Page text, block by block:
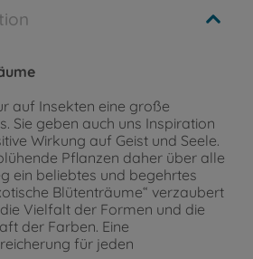
auf Insekten eine große
Sie geben auch uns Inspiration
Wirkung auf Geist und Seele.
Pflanzen daher über alle
ein beliebtes und begehrtes
Blütenträume“ verzaubert
Vielfalt der Formen und die
der Farben. Eine
für jeden